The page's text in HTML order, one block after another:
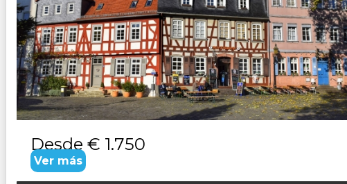
Duración:
8Días 7Noches
Paquete Turístico 8 días 7 noches Visitando Frankfurt,
Desde € 1.750
Ver más